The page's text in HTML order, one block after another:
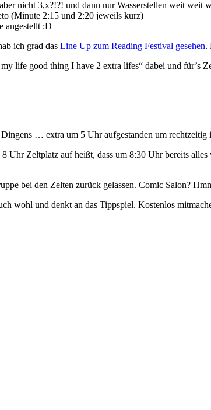
nicht 3,x?!?! und dann nur Wasserstellen weit weit
(Minute 2:15 und 2:20 jeweils kurz)
angestellt :D
ich grad das Line Up zum Reading Festival gesehen.
life good thing I have 2 extra lifes“ dabei und
… extra um 5 Uhr aufgestanden um rechtzeitig
Uhr Zeltplatz auf heißt, dass um 8:30 Uhr bereits
bei den Zelten zurück gelassen. Comic Salon?
wohl und denkt an das Tippspiel. Kostenlos